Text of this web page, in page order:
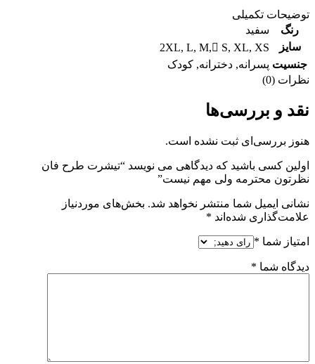
توضیحات تکمیلی
رنگ
سفید
سایز
2XL, L, M, ُS, XL, XS
جنسیت پسرانه, دخترانه, کودک
نظرات (0)
نقد و بررسی‌ها
هنوز بررسی‌ای ثبت نشده است.
اولین کسی باشید که دیدگاهی می نویسد “تیشرت طرح فان
نظرتون محترمه ولی مهم نیست”
نشانی ایمیل شما منتشر نخواهد شد. بخش‌های موردنیاز
علامت‌گذاری شده‌اند *
امتیاز شما *
دیدگاه شما *